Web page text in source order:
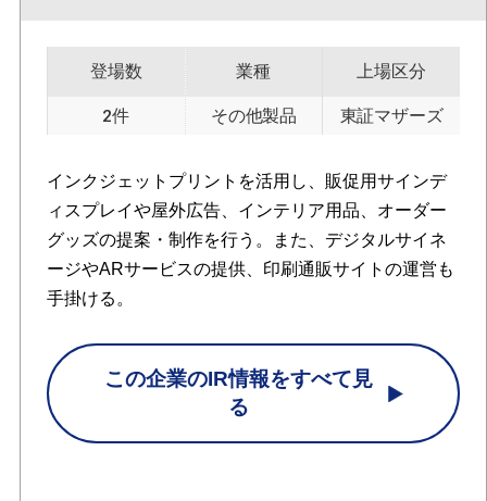
登場数
2件
業種
その他製品
上場区分
東証マザーズ
インクジェットプリントを活用し、販促用サインデ
ィスプレイや屋外広告、インテリア用品、オーダー
グッズの提案・制作を行う。また、デジタルサイネ
ージやARサービスの提供、印刷通販サイトの運営も
手掛ける。
この企業のIR情報をすべて見
る